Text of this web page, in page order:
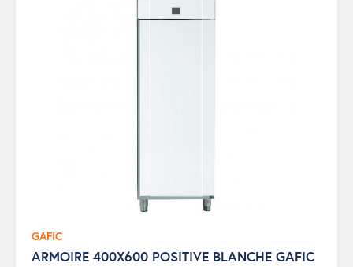
GAFIC
ARMOIRE 400X600 POSITIVE BLANCHE GAFIC